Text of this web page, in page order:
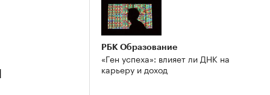
РБК Образование
«Ген успеха»: влияет ли ДНК на
карьеру и доход